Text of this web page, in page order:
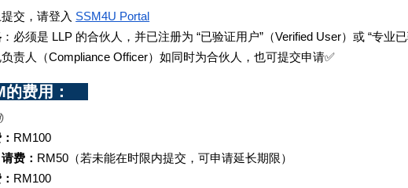
交，请登入 SSM4U Portal
：必须是 LLP 的合伙人，并已注册为 “已验证用户”（Verified User）或 “专业
责人（Compliance Officer）如同时为合伙人，也可提交申请✅
的费用：
)
RM100
费： RM50（若未能在时限内提交，可申请延长期限）
RM100